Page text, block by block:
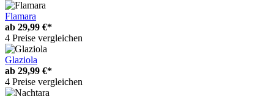
Flamara
ab 29,99 €*
4 Preise vergleichen
Glaziola
ab 29,99 €*
4 Preise vergleichen